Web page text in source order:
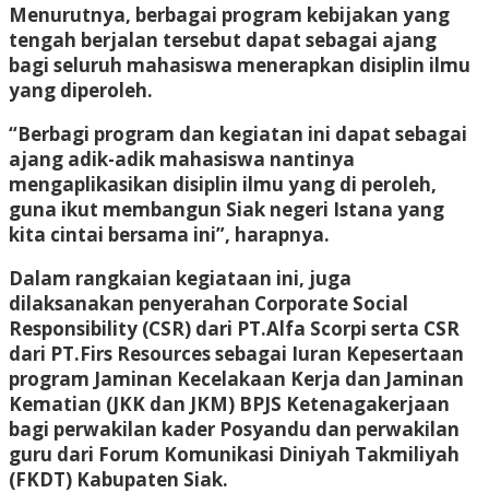
Menurutnya, berbagai program kebijakan yang
tengah berjalan tersebut dapat sebagai ajang
bagi seluruh mahasiswa menerapkan disiplin ilmu
yang diperoleh.
“Berbagi program dan kegiatan ini dapat sebagai
ajang adik-adik mahasiswa nantinya
mengaplikasikan disiplin ilmu yang di peroleh,
guna ikut membangun Siak negeri Istana yang
kita cintai bersama ini”, harapnya.
Dalam rangkaian kegiataan ini, juga
dilaksanakan penyerahan Corporate Social
Responsibility (CSR) dari PT.Alfa Scorpi serta CSR
dari PT.Firs Resources sebagai Iuran Kepesertaan
program Jaminan Kecelakaan Kerja dan Jaminan
Kematian (JKK dan JKM) BPJS Ketenagakerjaan
bagi perwakilan kader Posyandu dan perwakilan
guru dari Forum Komunikasi Diniyah Takmiliyah
(FKDT) Kabupaten Siak.